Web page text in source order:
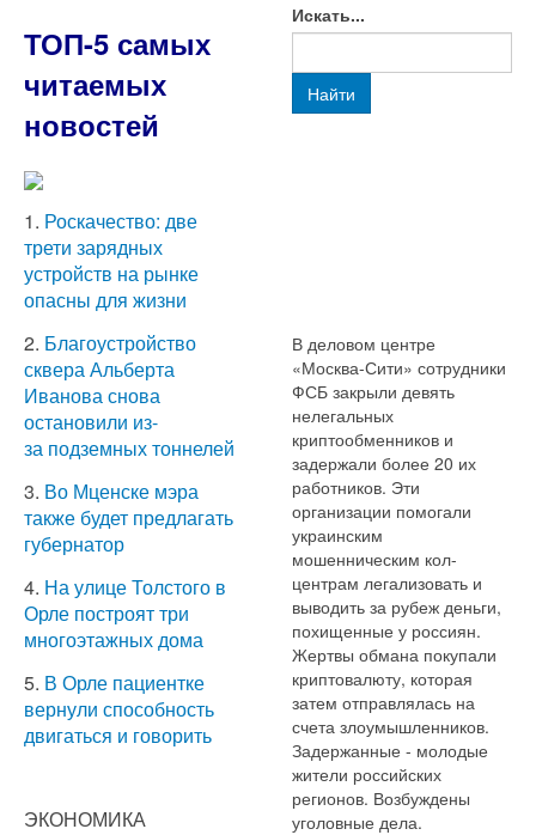
ТОП-5 самых
читаемых
новостей
1. Роскачество: две
трети зарядных
устройств на рынке
опасны для жизни
2. Благоустройство
сквера Альберта
Иванова снова
остановили из-
за подземных тоннелей
3. Во Мценске мэра
также будет предлагать
губернатор
4. На улице Толстого в
Орле построят три
многоэтажных дома
5. В Орле пациентке
вернули способность
двигаться и говорить
ЭКОНОМИКА
Искать...
Найти
В деловом центре
«Москва-Сити» сотрудники
ФСБ закрыли девять
нелегальных
криптообменников и
задержали более 20 их
работников. Эти
организации помогали
украинским
мошенническим кол-
центрам легализовать и
выводить за рубеж деньги,
похищенные у россиян.
Жертвы обмана покупали
криптовалюту, которая
затем отправлялась на
счета злоумышленников.
Задержанные - молодые
жители российских
регионов. Возбуждены
уголовные дела.